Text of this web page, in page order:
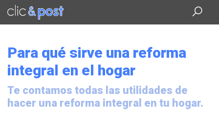
Saltar
contenido
Para qué sirve una reforma
integral en el hogar
Te contamos todas las utilidades de
hacer una reforma integral en tu hogar.